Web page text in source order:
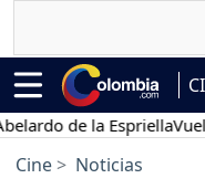
de la EspriellaVuelta a
Cine Noticias